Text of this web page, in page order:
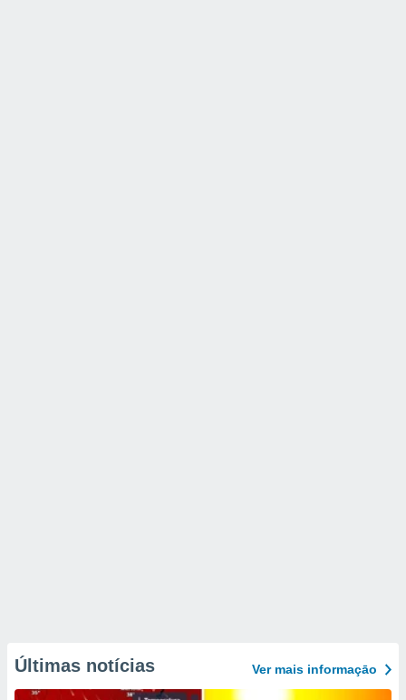
Últimas notícias Ver mais informaçāo